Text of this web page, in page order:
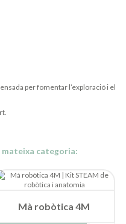
per fomentar l’exploració i el
categoria:
Mà robòtica 4M